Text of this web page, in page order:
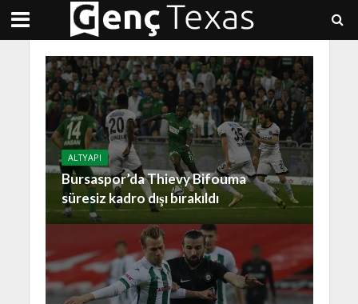
ALTYAPI
Bursaspor’da Thievy Bifouma
süresiz kadro dışı bırakıldı